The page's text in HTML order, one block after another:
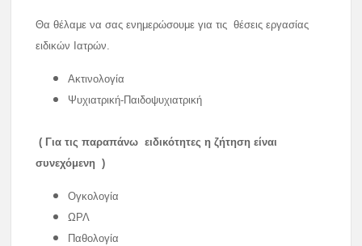
Θα θέλαμε να σας ενημερώσουμε για τις θέσεις εργασίας
ειδικών Ιατρών.
Ακτινολογία
Ψυχιατρική-Παιδοψυχιατρική
( Για τις παραπάνω ειδικότητες η ζήτηση είναι
συνεχόμενη )
Ογκολογία
ΩΡΛ
Παθολογία